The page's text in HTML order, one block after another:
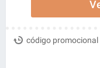
código